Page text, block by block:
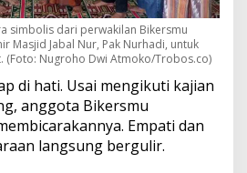
simbolis dari perwakilan Bikersmu
Masjid Jabal Nur, Pak Nurhadi, untuk
(Foto: Nugroho Dwi Atmoko/Trobos.co)
di hati. Usai mengikuti kajian
anggota Bikersmu
Empati dan
langsung bergulir.